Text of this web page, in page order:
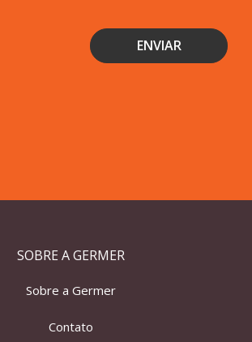
SOBRE A GERMER
Sobre a Germer
Contato